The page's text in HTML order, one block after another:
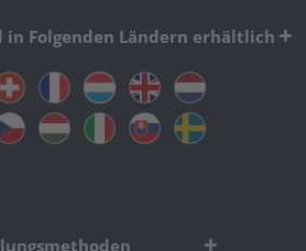
in Folgenden Ländern erhältlich